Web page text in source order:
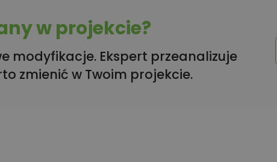
w projekcie?
modyfikacje. Ekspert przeanalizuje
zmienić w Twoim projekcie.